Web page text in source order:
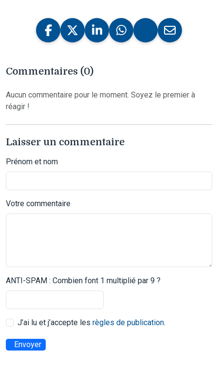
Commentaires (0)
Aucun commentaire pour le moment. Soyez le premier à
réagir !
Laisser un commentaire
Prénom et nom
Votre commentaire
ANTI-SPAM : Combien font 1 multiplié par 9 ?
J’ai lu et j’accepte les règles de publication.
Envoyer